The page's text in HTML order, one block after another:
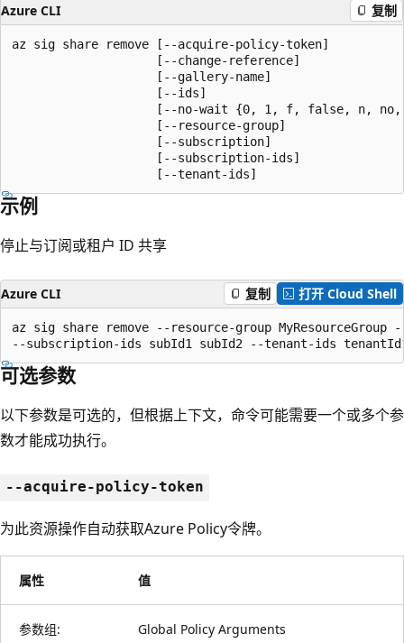
Azure CLI 复制
az sig share remove [--acquire-policy-token]
                    [--change-reference]
                    [--gallery-name]
                    [--ids]
[--no-wait {0, 1, f, false, n,
                    [--resource-group]
                    [--subscription]
                    [--subscription-ids]
                    [--tenant-ids]
示例
停止与订阅或租户 ID 共享
Azure CLI 复制 打开 Cloud Shell
az sig share remove --resource-group
--subscription-ids subId1 subId2 --tenant-ids
可选参数
以下参数是可选的，但根据上下文，命令可能需要一个或多个参
数才能成功执行。
--acquire-policy-token
为此资源操作自动获取Azure Policy令牌。
属性 值
参数组: Global Policy Arguments